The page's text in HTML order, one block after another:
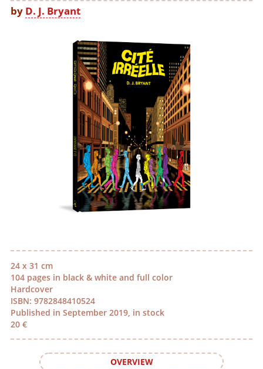
24 x 31 cm
104 pages in black & white and full color
Hardcover
ISBN: 9782848410524
Published in September 2019, in stock
20 €
OVERVIEW
by D. J. Bryant